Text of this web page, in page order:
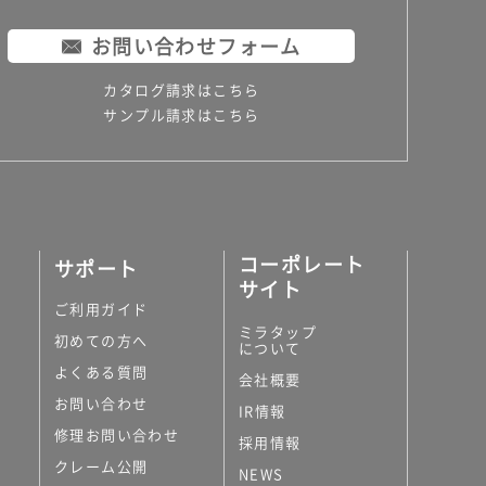
お問い合わせフォーム
カタログ請求はこちら
サンプル請求はこちら
サポート
ご利用ガイド
初めての方へ
よくある質問
お問い合わせ
修理お問い合わせ
クレーム公開
コーポレート
サイト
ミラタップ
について
会社概要
IR情報
採用情報
NEWS